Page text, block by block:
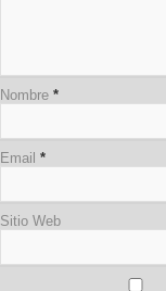
Nombre *
Email *
Sitio Web